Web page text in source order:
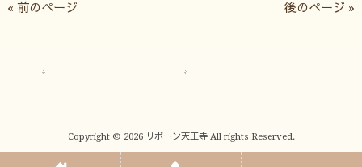
« 前のページ 後のページ »
Copyright © 2026 リボーン天王寺 All rights Reserved.